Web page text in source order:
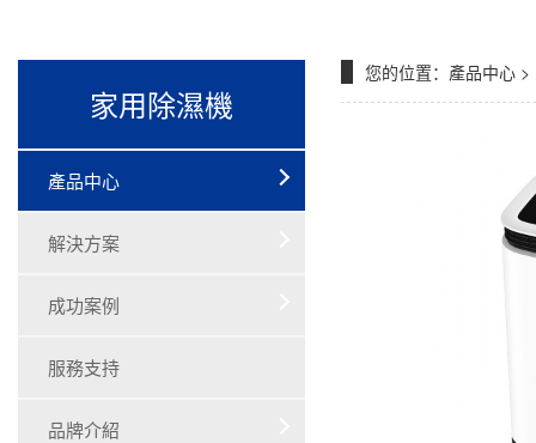
家用除濕機
產品中心
解決方案
成功案例
服務支持
品牌介紹
您的位置： 產品中心 >